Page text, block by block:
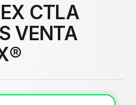
CTLA
VENTA